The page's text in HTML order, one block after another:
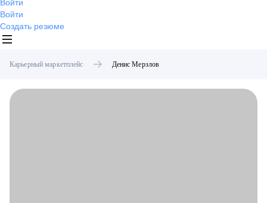
Войти
Войти
Создать резюме
Карьерный маркетплейс Денис Мерзлов